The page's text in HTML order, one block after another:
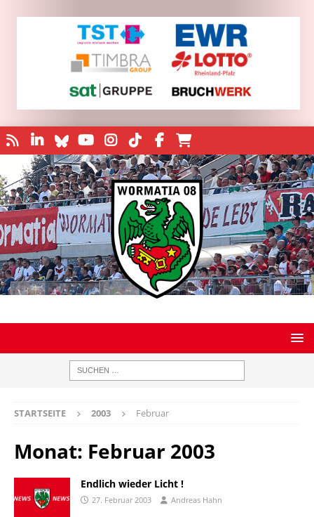
STARTSEITE 2003 Februar
Monat: Februar 2003
Endlich wieder Licht !
27. Februar 2003 Andreas Hahn